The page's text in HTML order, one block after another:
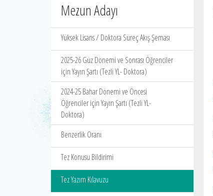
Mezun Adayı
Yüksek Lisans / Doktora Süreç Akış Şeması
2025-26 Güz Dönemi ve Sonrası Öğrenciler
için Yayın Şartı (Tezli YL- Doktora)
2024-25 Bahar Dönemi ve Öncesi
Öğrenciler için Yayın Şartı (Tezli YL-
Doktora)
Benzerlik Oranı
Tez Konusu Bildirimi
Tez Yazım Kılavuzu